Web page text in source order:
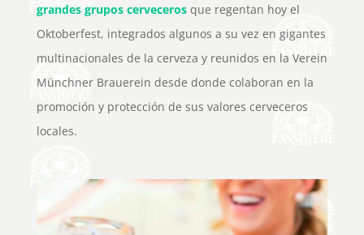
grandes grupos cervecerosque regentan hoy el
Oktoberfest, integrados algunos a su vez en gigantes
multinacionales de la cerveza y reunidos en la Verein
Münchner Brauerein desde donde colaboran en la
promoción y protección de sus valores cerveceros
locales.